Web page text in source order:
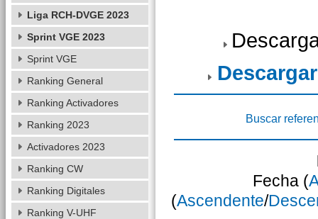
Buscar
Fecha (
(Ascendente/
Liga RCH-DVGE 2023
Sprint VGE 2023
Sprint VGE
Ranking General
Ranking Activadores
Ranking 2023
Activadores 2023
Ranking CW
Ranking Digitales
Ranking V-UHF